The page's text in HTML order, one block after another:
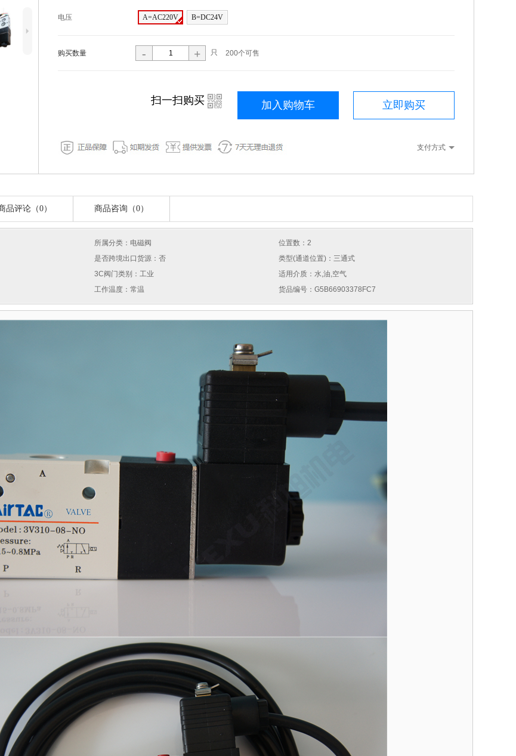
5
电压 A=AC220V B=DC24V
购买数量 - + 只 200个可售
立即购买
加入购物车
扫一扫购买 i
支付方式
品评论（0） 商品咨询（0）
所属分类：电磁阀
位置数：2
是否跨境出口货源：否
类型(通道位置)：三通式
3C阀门类别：工业
适用介质：水,油,空气
工作温度：常温 货品编号：G5B66903378FC7